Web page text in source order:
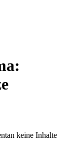
keine Inhalte